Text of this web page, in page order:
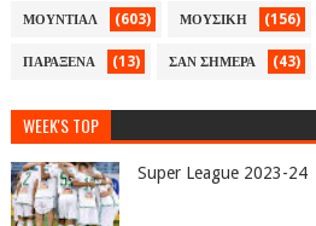
ΜΟΥΝΤΙΑΛ (603) ΜΟΥΣΙΚΗ (156)
ΠΑΡΑΞΕΝΑ (13) ΣΑΝ ΣΗΜΕΡΑ (43)
WEEK'S TOP
Super League 2023-24